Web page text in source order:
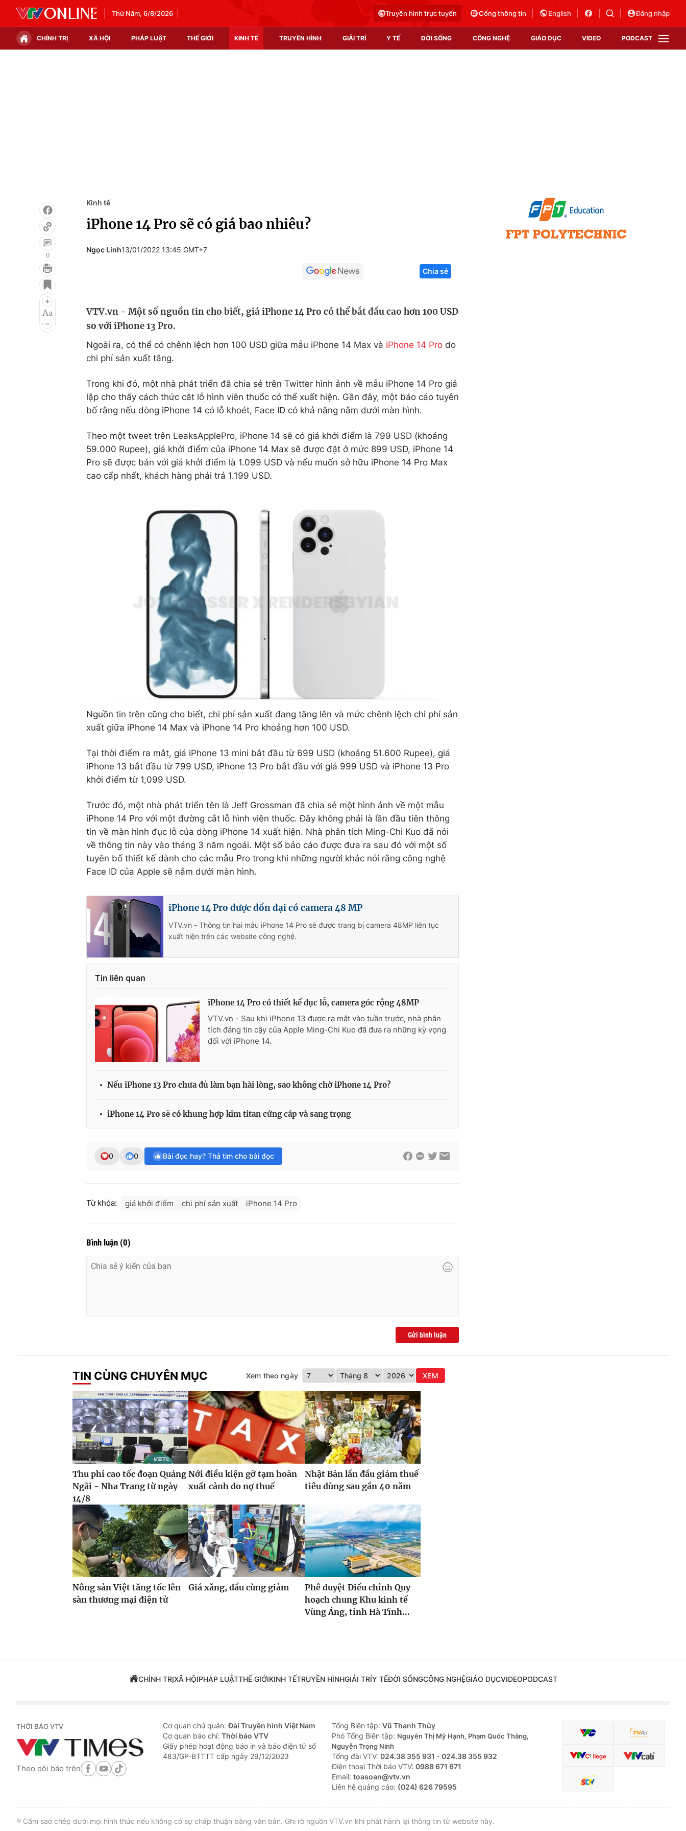
Thứ Năm, 6/8/2026 Truyền hình trực tuyến Cổng thông tin English Đăng nhập
CHÍNH TRỊ XÃ HỘI PHÁP LUẬT THẾ GIỚI KINH TẾ TRUYỀN HÌNH GIẢI TRÍ Y TẾ ĐỜI SỐNG CÔNG NGHỆ GIÁO DỤC VIDEO PODCAST
Điện ảnh
Âm nhạc
Làm đẹp
Học trực tuyến
Công nghệ
Sản phẩm
Giao lưu trực tuyến
0
Kinh tế
iPhone 14 Pro sẽ có giá bao nhiêu?
Ngọc Linh13/01/2022 13:45 GMT+7
Chia sẻ
VTV.vn - Một số nguồn tin cho biết, giá iPhone 14 Pro có thể bắt đầu cao hơn 100 USD
so với iPhone 13 Pro.
Ngoài ra, có thể có chênh lệch hơn 100 USD giữa mẫu iPhone 14 Max và iPhone 14 Pro do
chi phí sản xuất tăng.
Trong khi đó, một nhà phát triển đã chia sẻ trên Twitter hình ảnh về mẫu iPhone 14 Pro giả
lập cho thấy cách thức cắt lỗ hình viên thuốc có thể xuất hiện. Gần đây, một báo cáo tuyên
bố rằng nếu dòng iPhone 14 có lỗ khoét, Face ID có khả năng nằm dưới màn hình.
Theo một tweet trên LeaksApplePro, iPhone 14 sẽ có giá khởi điểm là 799 USD (khoảng
59.000 Rupee), giá khởi điểm của iPhone 14 Max sẽ được đặt ở mức 899 USD, iPhone 14
Pro sẽ được bán với giá khởi điểm là 1.099 USD và nếu muốn sở hữu iPhone 14 Pro Max
cao cấp nhất, khách hàng phải trả 1.199 USD.
Nguồn tin trên cũng cho biết, chi phí sản xuất đang tăng lên và mức chênh lệch chi phí sản
xuất giữa iPhone 14 Max và iPhone 14 Pro khoảng hơn 100 USD.
Tại thời điểm ra mắt, giá iPhone 13 mini bắt đầu từ 699 USD (khoảng 51.600 Rupee), giá
iPhone 13 bắt đầu từ 799 USD, iPhone 13 Pro bắt đầu với giá 999 USD và iPhone 13 Pro
khởi điểm từ 1,099 USD.
Trước đó, một nhà phát triển tên là Jeff Grossman đã chia sẻ một hình ảnh về một mẫu
iPhone 14 Pro với một đường cắt lỗ hình viên thuốc. Đây không phải là lần đầu tiên thông
tin về màn hình đục lỗ của dòng iPhone 14 xuất hiện. Nhà phân tích Ming-Chi Kuo đã nói
về thông tin này vào tháng 3 năm ngoái. Một số báo cáo được đưa ra sau đó với một số
tuyên bố thiết kế dành cho các mẫu Pro trong khi những người khác nói rằng công nghệ
Face ID của Apple sẽ nằm dưới màn hình.
iPhone 14 Pro được đồn đại có camera 48 MP
VTV.vn - Thông tin hai mẫu iPhone 14 Pro sẽ được trang bị camera 48MP liên tục
xuất hiện trên các website công nghệ.
Tin liên quan
iPhone 14 Pro có thiết kế đục lỗ, camera góc rộng 48MP
VTV.vn - Sau khi iPhone 13 được ra mắt vào tuần trước, nhà phân
tích đáng tin cậy của Apple Ming-Chi Kuo đã đưa ra những kỳ vọng
đối với iPhone 14.
Nếu iPhone 13 Pro chưa đủ làm bạn hài lòng, sao không chờ iPhone 14 Pro?
iPhone 14 Pro sẽ có khung hợp kim titan cứng cáp và sang trọng
0 0 Bài đọc hay? Thả tim cho bài đọc
Từ khóa: giá khởi điểm chi phí sản xuất iPhone 14 Pro
Bình luận (0)
Gửi bình luận
TIN CÙNG CHUYÊN MỤC Xem theo ngày XEM
Thu phí cao tốc đoạn Quảng
Ngãi - Nha Trang từ ngày
14/8
Nới điều kiện gỡ tạm hoãn
xuất cảnh do nợ thuế
Nhật Bản lần đầu giảm thuế
tiêu dùng sau gần 40 năm
Nông sản Việt tăng tốc lên
sàn thương mại điện tử
Giá xăng, dầu cùng giảm
Phê duyệt Điều chỉnh Quy
hoạch chung Khu kinh tế
Vũng Áng, tỉnh Hà Tĩnh...
CHÍNH TRỊXÃ HỘIPHÁP LUẬTTHẾ GIỚIKINH TẾTRUYỀN HÌNHGIẢI TRÍY TẾĐỜI SỐNGCÔNG NGHỆGIÁO DỤCVIDEOPODCAST
THỜI BÁO VTV
Theo dõi báo trên
Cơ quan chủ quản:Đài Truyền hình Việt Nam
Cơ quan báo chí: Thời báo VTV
Giấy phép hoạt động báo in và báo điện tử số
483/GP-BTTTT cấp ngày 29/12/2023
Tổng Biên tập: Vũ Thanh Thủy
Phó Tổng Biên tập: Nguyễn Thị Mỹ Hạnh, Phạm Quốc Thắng,
Nguyễn Trọng Ninh
Tổng đài VTV: 024.38 355 931 - 024.38 355 932
Ðiện thoại Thời báo VTV: 0988 671 671
Email: toasoan@vtv.vn
Liên hệ quảng cáo: (024) 626 79595
® Cấm sao chép dưới mọi hình thức nếu không có sự chấp thuận bằng văn bản. Ghi rõ nguồn VTV.vn khi phát hành lại thông tin từ website này.